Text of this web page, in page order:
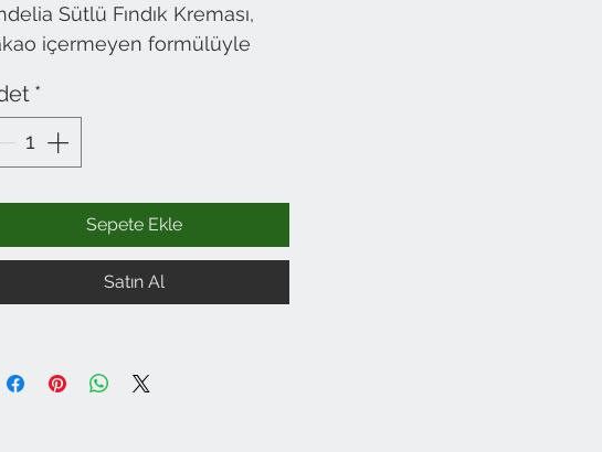
Sütlü Fındık Kreması,
içermeyen formülüyle
sütün yumuşaklığıyla
İçindeki bol fındık
sayesinde
Farkı Ne? Kakaolu versiyona
göre daha hafif bir tada ve
krem rengi bir dokuya sahiptir.
Doğal Enerji: %45 fındık
oranıyla hem besleyici hem
*
Sepete Ekle
Satın Al